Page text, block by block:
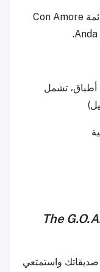
خذوا أحبائكم في رحلة إلى إيطاليا مع قائمة Con Amore
440 ريال قطري للزوجين لقائمة من 7 أطباق، تشمل
The
واستمتعي